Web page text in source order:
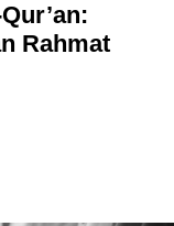
Rahmat